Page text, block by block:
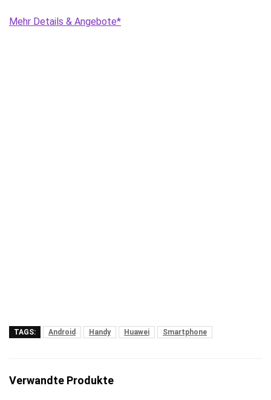
Mehr Details & Angebote*
TAGS: Android Handy Huawei Smartphone
Verwandte Produkte